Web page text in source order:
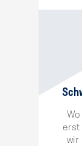
erst
wir